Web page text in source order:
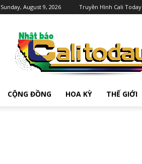
Sunday, August 9, 2026 Truyền Hình Cali Today
CỘNG ĐỒNG HOA KỲ THẾ GIỚI